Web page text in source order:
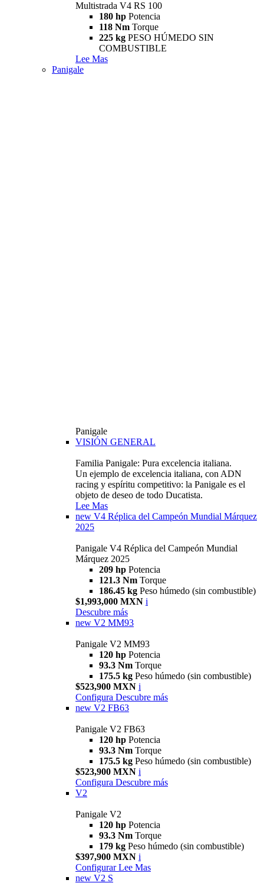
Multistrada V4 RS 100
180 hp Potencia
118 Nm Torque
225 kg PESO HÚMEDO SIN
COMBUSTIBLE
Lee Mas
Panigale
Panigale
VISIÓN GENERAL
Familia Panigale: Pura excelencia italiana.
Un ejemplo de excelencia italiana, con ADN
racing y espíritu competitivo: la Panigale es el
objeto de deseo de todo Ducatista.
Lee Mas
new V4 Réplica del Campeón Mundial Márquez
2025
Panigale V4 Réplica del Campeón Mundial
Márquez 2025
209 hp Potencia
121.3 Nm Torque
186.45 kg Peso húmedo (sin combustible)
$1,993,000 MXN i
Descubre más
new V2 MM93
Panigale V2 MM93
120 hp Potencia
93.3 Nm Torque
175.5 kg Peso húmedo (sin combustible)
$523,900 MXN i
Configura Descubre más
new V2 FB63
Panigale V2 FB63
120 hp Potencia
93.3 Nm Torque
175.5 kg Peso húmedo (sin combustible)
$523,900 MXN i
Configura Descubre más
V2
Panigale V2
120 hp Potencia
93.3 Nm Torque
179 kg Peso húmedo (sin combustible)
$397,900 MXN i
Configurar Lee Mas
new V2 S